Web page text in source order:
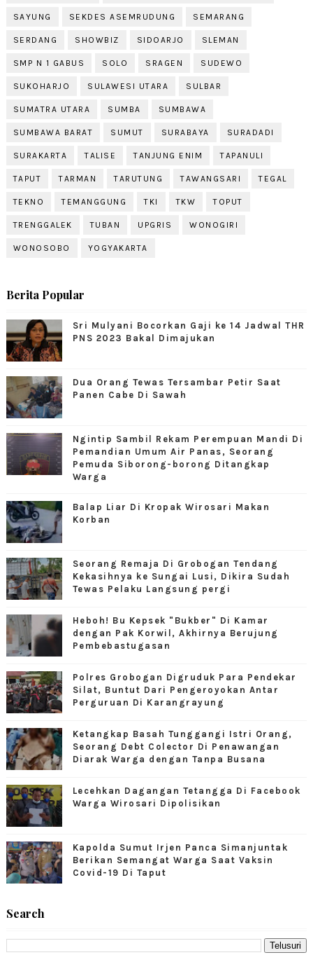
SAYUNG SEKDES ASEMRUDUNG SEMARANG
SERDANG SHOWBIZ SIDOARJO SLEMAN
SMP N 1 GABUS SOLO SRAGEN SUDEWO
SUKOHARJO SULAWESI UTARA SULBAR
SUMATRA UTARA SUMBA SUMBAWA
SUMBAWA BARAT SUMUT SURABAYA SURADADI
SURAKARTA TALISE TANJUNG ENIM TAPANULI
TAPUT TARMAN TARUTUNG TAWANGSARI TEGAL
TEKNO TEMANGGUNG TKI TKW TOPUT
TRENGGALEK TUBAN UPGRIS WONOGIRI
WONOSOBO YOGYAKARTA
Berita Popular
Sri Mulyani Bocorkan Gaji ke 14 Jadwal THR
PNS 2023 Bakal Dimajukan
Dua Orang Tewas Tersambar Petir Saat
Panen Cabe Di Sawah
Ngintip Sambil Rekam Perempuan Mandi Di
Pemandian Umum Air Panas, Seorang
Pemuda Siborong-borong Ditangkap
Warga
Balap Liar Di Kropak Wirosari Makan
Korban
Seorang Remaja Di Grobogan Tendang
Kekasihnya ke Sungai Lusi, Dikira Sudah
Tewas Pelaku Langsung pergi
Heboh! Bu Kepsek "Bukber" Di Kamar
dengan Pak Korwil, Akhirnya Berujung
Pembebastugasan
Polres Grobogan Digruduk Para Pendekar
Silat, Buntut Dari Pengeroyokan Antar
Perguruan Di Karangrayung
Ketangkap Basah Tunggangi Istri Orang,
Seorang Debt Colector Di Penawangan
Diarak Warga dengan Tanpa Busana
Lecehkan Dagangan Tetangga Di Facebook
Warga Wirosari Dipolisikan
Kapolda Sumut Irjen Panca Simanjuntak
Berikan Semangat Warga Saat Vaksin
Covid-19 Di Taput
Search